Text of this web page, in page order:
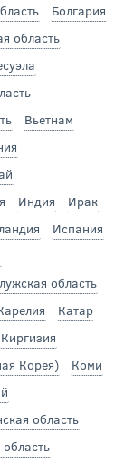
Болгария
область
Вьетнам
Индия
Ирак
Испания
область
Катар
Киргизия
Корея)
Коми
область